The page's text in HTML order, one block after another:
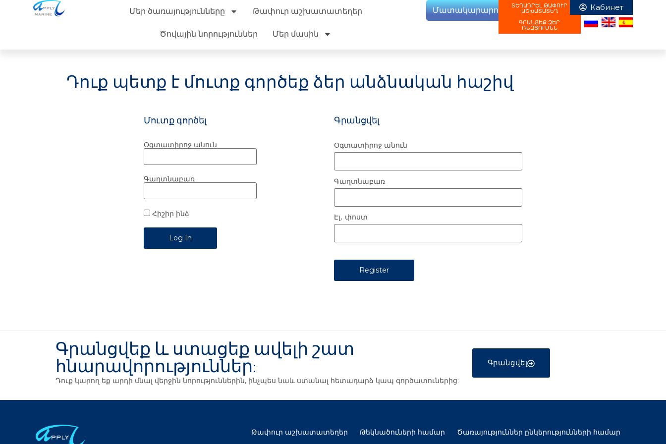
Մեր ծառայությունները Թափուր աշխատատեղեր
Ծովային նորություններ Մեր մասին
Մատակարարում ՏԵՂԱԴՐԵԼ ԹԱՓՈՒՐ
ԱՇԽԱՏԱՏԵՂ
ԳՐԱՆՑԵՔ ՁԵՐ
ՌԵԶՅՈՒՄԵՆ
Դուք պետք է մուտք գործեք ձեր անձնական հաշիվ
Մուտք գործել
Օգտատիրոջ անուն
Գաղտնաբառ
Հիշիր ինձ
Գրանցվել
Օգտատիրոջ անուն
Գաղտնաբառ
Էլ․ փոստ
Գրանցվեք և ստացեք ավելի շատ
հնարավորություններ:
Դուք կարող եք արդի մնալ վերջին նորություններին, ինչպես նաև ստանալ հետադարձ կապ գործատուներից:
Գրանցվել
Թափուր աշխատատեղեր Թեկնածուների համար
Ծառայություններ ընկերությունների համար